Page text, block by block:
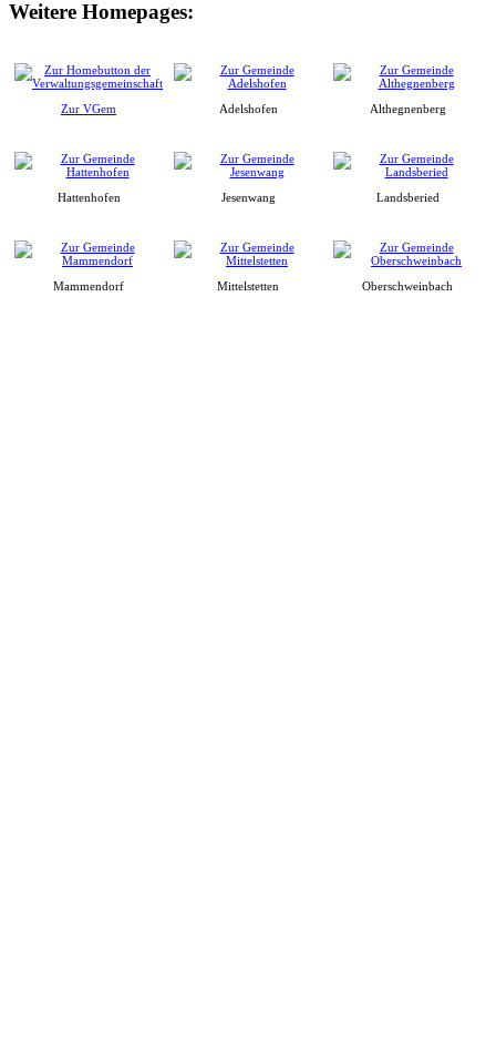
Weitere Homepages:
Zur VGem Adelshofen Althegnenberg
Hattenhofen Jesenwang Landsberied
Mammendorf Mittelstetten Oberschweinbach